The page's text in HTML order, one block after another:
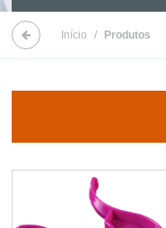
Início / Produtos